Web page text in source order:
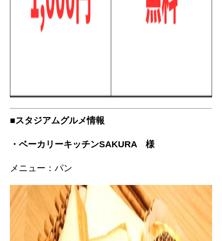
■スタジアムグルメ情報
・ベーカリーキッチンSAKURA 様
メニュー：パン